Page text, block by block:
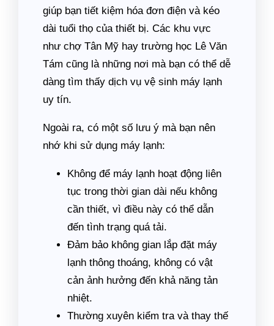
giúp bạn tiết kiệm hóa đơn điện và kéo
dài tuổi thọ của thiết bị. Các khu vực
như chợ Tân Mỹ hay trường học Lê Văn
Tám cũng là những nơi mà bạn có thể dễ
dàng tìm thấy dịch vụ vệ sinh máy lạnh
uy tín.
Ngoài ra, có một số lưu ý mà bạn nên
nhớ khi sử dụng máy lạnh:
Không để máy lạnh hoạt động liên
tục trong thời gian dài nếu không
cần thiết, vì điều này có thể dẫn
đến tình trạng quá tải.
Đảm bảo không gian lắp đặt máy
lạnh thông thoáng, không có vật
cản ảnh hưởng đến khả năng tản
nhiệt.
Thường xuyên kiểm tra và thay thế